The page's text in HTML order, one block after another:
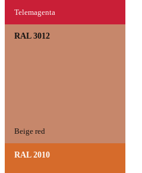
Telemagenta
RAL 3012
Beige red
RAL 2010